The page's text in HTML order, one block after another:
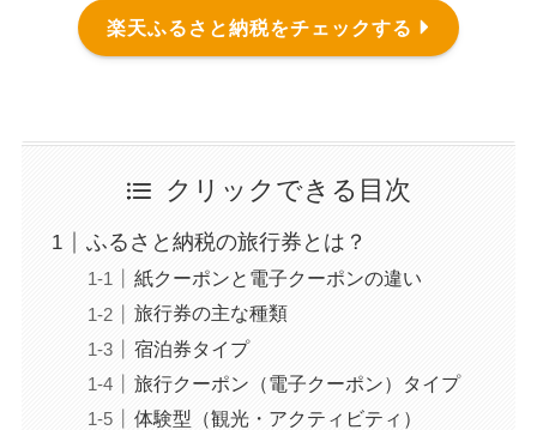
楽天ふるさと納税をチェックする
クリックできる目次
ふるさと納税の旅行券とは？
紙クーポンと電子クーポンの違い
旅行券の主な種類
宿泊券タイプ
旅行クーポン（電子クーポン）タイプ
体験型（観光・アクティビティ）